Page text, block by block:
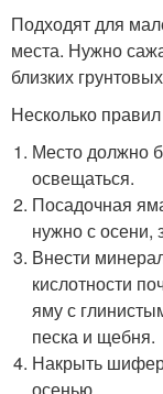
Подходят для
места. Нужно
близких
Несколько
Место должно
освещаться.
Посадочная
нужно с осени,
Внести
кислотности
яму с
песка и щебня.
Накрыть
осенью.